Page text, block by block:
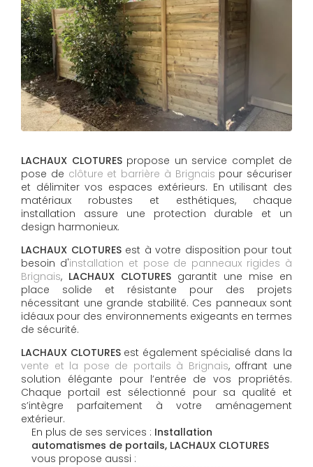
LACHAUX CLOTURESpropose un service complet de
pose de clôture et barrière à Brignais pour sécuriser
et délimiter vos espaces extérieurs. En utilisant des
matériaux robustes et esthétiques, chaque
installation assure une protection durable et un
design harmonieux.
LACHAUX CLOTURESest à votre disposition pour tout
besoin d'installation et pose de panneaux rigides à
Brignais, LACHAUX CLOTURES garantit une mise en
place solide et résistante pour des projets
nécessitant une grande stabilité. Ces panneaux sont
idéaux pour des environnements exigeants en termes
de sécurité.
LACHAUX CLOTURESest également spécialisé dans la
vente et la pose de portails à Brignais, offrant une
solution élégante pour l’entrée de vos propriétés.
Chaque portail est sélectionné pour sa qualité et
s’intègre parfaitement à votre aménagement
extérieur.
En plus de ses services : Installation
automatismes de portails, LACHAUX CLOTURES
vous propose aussi :